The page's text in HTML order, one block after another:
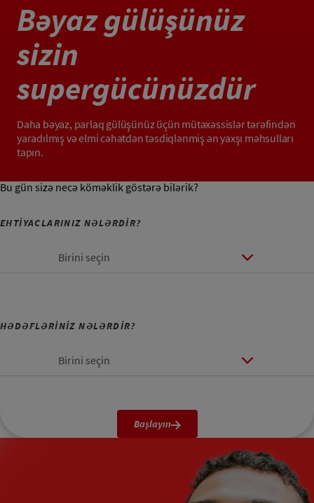
Bəyaz gülüşünüz
sizin
supergücünüzdür
Daha bəyaz, parlaq gülüşünüz üçün mütəxəssislər tərəfindən
yaradılmış və elmi cəhətdən təsdiqlənmiş ən yaxşı məhsulları
tapın.
Bu gün sizə necə köməklik göstərə bilərik?
EHTİYACLARINIZ NƏLƏRDİR?
Birini seçin
HƏDƏFLƏRİNİZ NƏLƏRDİR?
Birini seçin
Başlayın